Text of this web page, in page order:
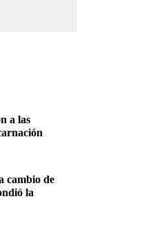
a las
cambio de
la